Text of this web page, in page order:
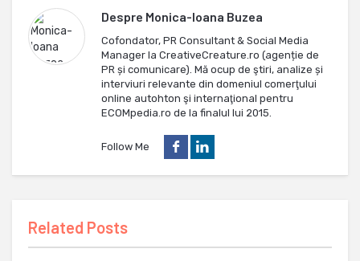
Despre Monica-Ioana Buzea
Cofondator, PR Consultant & Social Media
Manager la CreativeCreature.ro (agenție de
PR și comunicare). Mă ocup de ştiri, analize și
interviuri relevante din domeniul comerţului
online autohton şi internaţional pentru
ECOMpedia.ro de la finalul lui 2015.
Follow Me
Related Posts